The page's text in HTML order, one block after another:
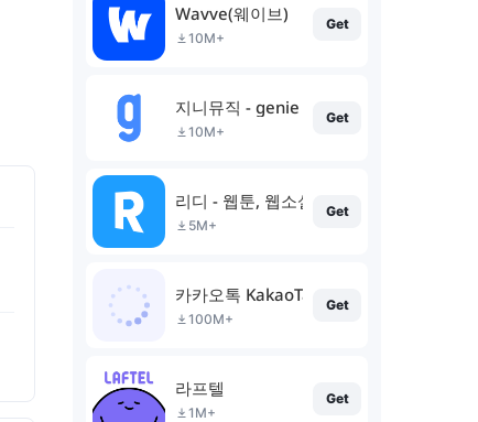
Wavve(웨이브)
10M+
Get
지니뮤직 - genie
10M+
Get
리디 - 웹툰, 웹소설, 전자책 모두 여기에!
5M+
Get
카카오톡 KakaoTalk
100M+
Get
라프텔
1M+
Get